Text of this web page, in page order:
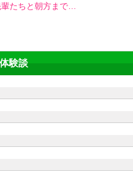
たちと朝方まで…
験談